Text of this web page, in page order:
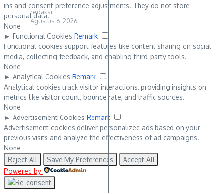
redaksi
Agustus 6, 2026
ins and consent preference adjustments. They do not store
personal data.
None
► Functional Cookies Remark
Functional cookies support features like content sharing on social
media, collecting feedback, and enabling third-party tools.
None
► Analytical Cookies Remark
Analytical cookies track visitor interactions, providing insights on
metrics like visitor count, bounce rate, and traffic sources.
None
► Advertisement Cookies Remark
Advertisement cookies deliver personalized ads based on your
previous visits and analyze the effectiveness of ad campaigns.
None
Reject All
Save My Preferences
Accept All
Powered by